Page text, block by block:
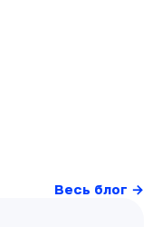
Весь блог →